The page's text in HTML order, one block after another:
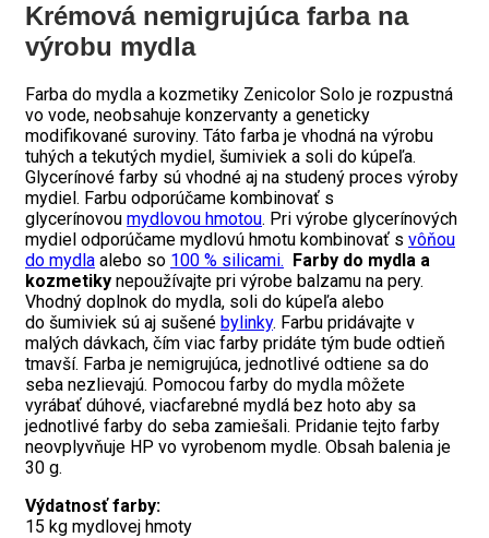
Krémová nemigrujúca farba na
výrobu mydla
Farba do mydla a kozmetiky Zenicolor Solo je rozpustná
vo vode, neobsahuje konzervanty a geneticky
modifikované suroviny. Táto farba je vhodná na výrobu
tuhých a tekutých mydiel, šumiviek a soli do kúpeľa.
Glycerínové farby sú vhodné aj na studený proces výroby
mydiel. Farbu odporúčame kombinovať s
glycerínovou mydlovou hmotou. Pri výrobe glycerínových
mydiel odporúčame mydlovú hmotu kombinovať s vôňou
do mydla alebo so 100 % silicami. Farby do mydla a
kozmetiky nepoužívajte pri výrobe balzamu na pery.
Vhodný doplnok do mydla, soli do kúpeľa alebo
do šumiviek sú aj sušené bylinky. Farbu pridávajte v
malých dávkach, čím viac farby pridáte tým bude odtieň
tmavší. Farba je nemigrujúca, jednotlivé odtiene sa do
seba nezlievajú. Pomocou farby do mydla môžete
vyrábať dúhové, viacfarebné mydlá bez hoto aby sa
jednotlivé farby do seba zamiešali. Pridanie tejto farby
neovplyvňuje HP vo vyrobenom mydle. Obsah balenia je
30 g.
Výdatnosť farby:
15 kg mydlovej hmoty